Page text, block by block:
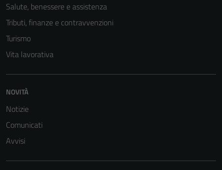
Salute, benessere e assistenza
Tributi, finanze e contravvenzioni
Turismo
Vita lavorativa
NOVITÀ
Notizie
Comunicati
Avvisi